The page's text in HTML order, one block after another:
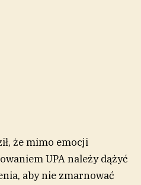
że mimo emocji
UPA należy dążyć
aby nie zmarnować